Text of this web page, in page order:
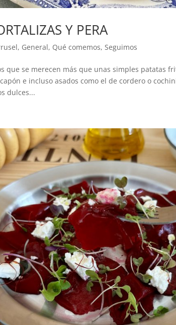
Y PERA
, General, Qué comemos,Seguimos
que se merecen más que unas simples patatas
e incluso asados como el de cordero o
dulces...